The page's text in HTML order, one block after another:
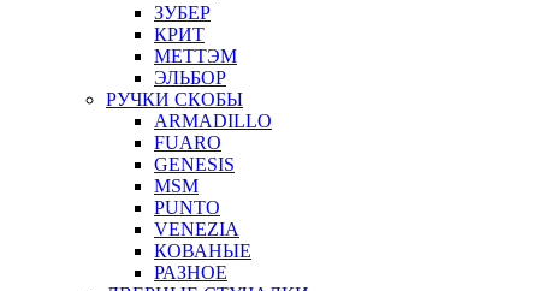
ЗУБЕР
КРИТ
МЕТТЭМ
ЭЛЬБОР
РУЧКИ СКОБЫ
ARMADILLO
FUARO
GENESIS
MSM
PUNTO
VENEZIA
КОВАНЫЕ
РАЗНОЕ